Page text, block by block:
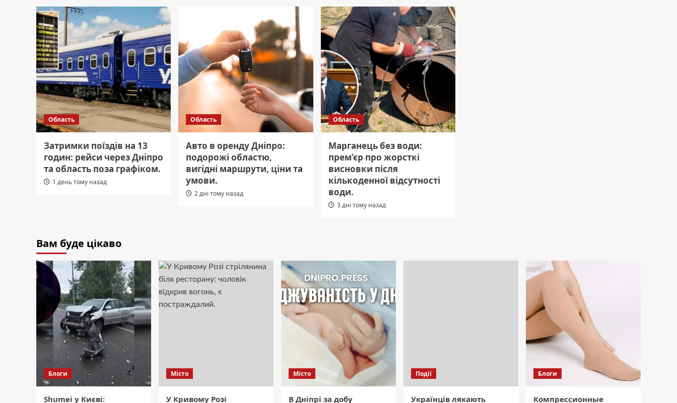
Область
Затримки поїздів на 13
годин: рейси через Дніпро
та область поза графіком.
1 день тому назад
Область
Авто в оренду Дніпро:
подорожі областю,
вигідні маршрути, ціни та
умови.
2 дні тому назад
Область
Марганець без води:
прем’єр про жорсткі
висновки після
кількоденної відсутності
води.
3 дні тому назад
Вам буде цікаво
Блоги
Shumei у Києві:
Місто
У Кривому Розі
Місто
В Дніпрі за добу
Події
Українців лякають
Блоги
Компрессионные